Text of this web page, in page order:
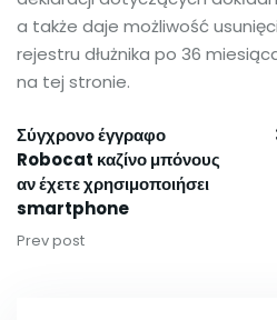
a także daje możliwość
rejestru dłużnika po 36
na tej stronie.
Σύγχρονο έγγραφο
Robocat καζίνο μπόνους
αν έχετε χρησιμοποιήσει
smartphone
Prev post